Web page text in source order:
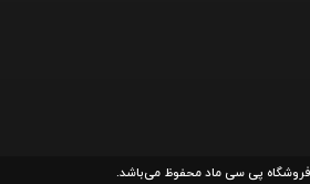
پی سی ماد محفوظ می‌باشد.